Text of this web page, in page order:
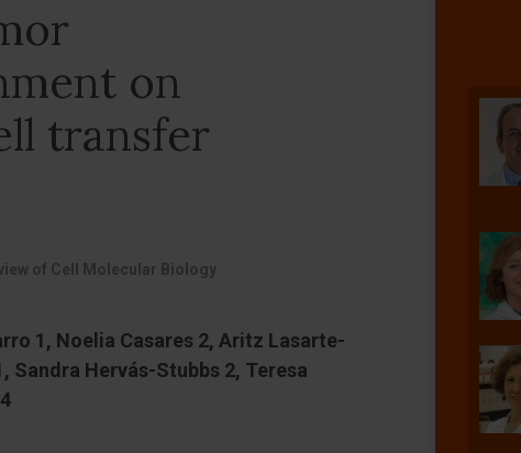
on
transfer
of Cell Molecular Biology
1, Noelia Casares 2, Aritz Lasarte-
Sandra Hervás-Stubbs 2, Teresa